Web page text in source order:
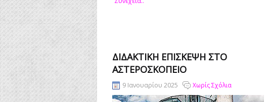
ΔΙΔΑΚΤΙΚΗ ΕΠΙΣΚΕΨΗ ΣΤΟ
ΑΣΤΕΡΟΣΚΟΠΕΙΟ
9 Ιανουαρίου 2025 Χωρίς Σχόλια